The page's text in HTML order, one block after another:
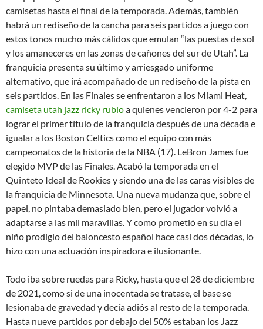
camisetas hasta el final de la temporada. Además, también
habrá un rediseño de la cancha para seis partidos a juego con
estos tonos mucho más cálidos que emulan “las puestas de sol
y los amaneceres en las zonas de cañones del sur de Utah”. La
franquicia presenta su último y arriesgado uniforme
alternativo, que irá acompañado de un rediseño de la pista en
seis partidos. En las Finales se enfrentaron a los Miami Heat,
camiseta utah jazz ricky rubioa quienes vencieron por 4-2 para
lograr el primer título de la franquicia después de una década e
igualar a los Boston Celtics como el equipo con más
campeonatos de la historia de la NBA (17). LeBron James fue
elegido MVP de las Finales. Acabó la temporada en el
Quinteto Ideal de Rookies y siendo una de las caras visibles de
la franquicia de Minnesota. Una nueva mudanza que, sobre el
papel, no pintaba demasiado bien, pero el jugador volvió a
adaptarse a las mil maravillas. Y como prometió en su día el
niño prodigio del baloncesto español hace casi dos décadas, lo
hizo con una actuación inspiradora e ilusionante.
Todo iba sobre ruedas para Ricky, hasta que el 28 de diciembre
de 2021, como si de una inocentada se tratase, el base se
lesionaba de gravedad y decía adiós al resto de la temporada.
Hasta nueve partidos por debajo del 50% estaban los Jazz